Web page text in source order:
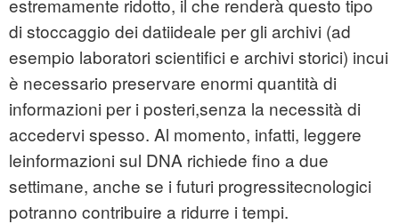
di stoccaggio dei datiideale per gli archivi (ad
esempio laboratori scientifici e archivi storici) incui
è necessario preservare enormi quantità di
informazioni per i posteri,senza la necessità di
accedervi spesso. Al momento, infatti, leggere
leinformazioni sul DNA richiede fino a due
settimane, anche se i futuri progressitecnologici
potranno contribuire a ridurre i tempi.